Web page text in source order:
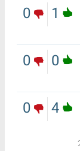
1
0
0
0
4
0